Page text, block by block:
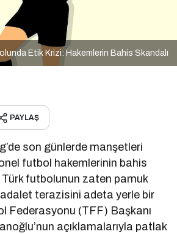
Etik Krizi: Hakemlerin Bahis Skandalı
PAYLAŞ
son günlerde manşetleri
futbol hakemlerinin bahis
Türk futbolunun zaten pamuk
adalet terazisini adeta yerle bir
Federasyonu (TFF) Başkanı
açıklamalarıyla patlak